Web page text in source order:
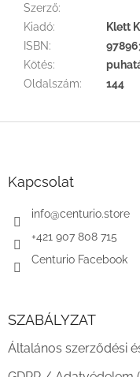
Szerző:
Kiadó:
Klett
ISBN:
Kötés:
Oldalszám: 144
Kapcsolat
info@centurio.store
+421 907 808 715
Centurio Facebook
SZABÁLYZAT
Általános szerződési